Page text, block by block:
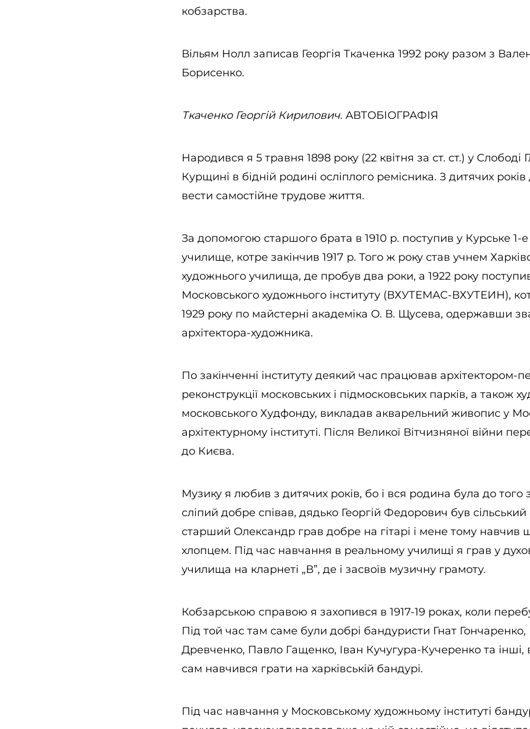
кобзарства.
Вільям Нолл записав Георгія Ткаченка 1992 року разом з
Борисенко.
Ткаченко Георгій Кирилович. АВТОБІОГРАФІЯ
Народився я 5 травня 1898 року (22 квітня за ст. ст.) у Слободі
Курщині в бідній родині осліплого ремісника. З дитячих
вести самостійне трудове життя.
За допомогою старшого брата в 1910 р. поступив у Курське 1-
училище, котре закінчив 1917 р. Того ж року став учнем
художнього училища, де пробув два роки, а 1922 року
Московського художнього інституту (ВХУТЕМАС-ВХУТЕИН),
1929 року по майстерні академіка О. В. Щусева, одержавши
архітектора-художника.
По закінченні інституту деякий час працював архітектором-
реконструкції московських і підмосковських парків, а також
московського Худфонду, викладав акварельний живопис у
архітектурному інституті. Після Великої Вітчизняної війни
до Києва.
Музику я любив з дитячих років, бо і вся родина була до того
сліпий добре співав, дядько Георгій Федорович був
старший Олександр грав добре на гітарі і мене тому
хлопцем. Під час навчання в реальному училищі я грав у
училища на кларнеті „В”, де і засвоїв музичну грамоту.
Кобзарською справою я захопився в 1917-19 роках, коли
Під той час там саме були добрі бандуристи Гнат
Древченко, Павло Гащенко, Іван Кучугура-Кучеренко та інші,
сам навчився грати на харківській бандурі.
Під час навчання у Московському художньому інституті